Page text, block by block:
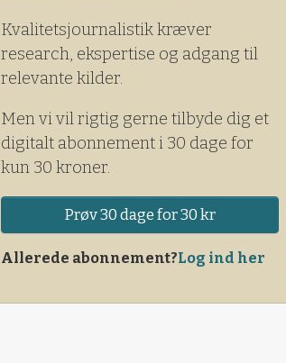
Kvalitetsjournalistik kræver
research, ekspertise og adgang til
relevante kilder.
Men vi vil rigtig gerne tilbyde dig et
digitalt abonnement i 30 dage for
kun 30 kroner.
Prøv 30 dage for 30 kr
Allerede abonnement?Log ind her